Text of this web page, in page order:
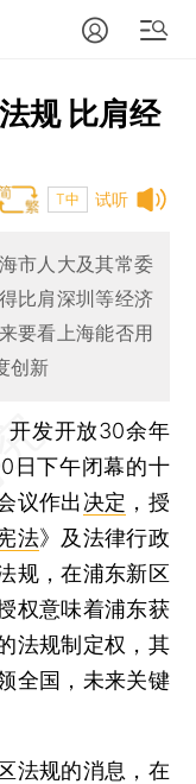
规 比肩经
试听
T中
市人大及其常委
比肩深圳等经济
要看上海能否用
创新
开发开放30余年
日下午闭幕的十
议作出决定 ，授
法》及法律行政
规，在浦东新区
权意味着浦东获
法规制定权，其
全国，未来关键
规的消息，在